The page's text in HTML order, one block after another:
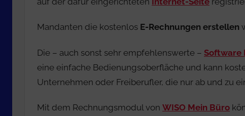
Mandanten die kostenlos E-Rechnungen erstellen
Die – auch sonst sehr empfehlenswerte – Software
eine einfache Bedienungsoberfläche und kann
Unternehmen oder Freiberufler, die nur ab und zu
Mit dem Rechnungsmodul von WISO Mein Büro